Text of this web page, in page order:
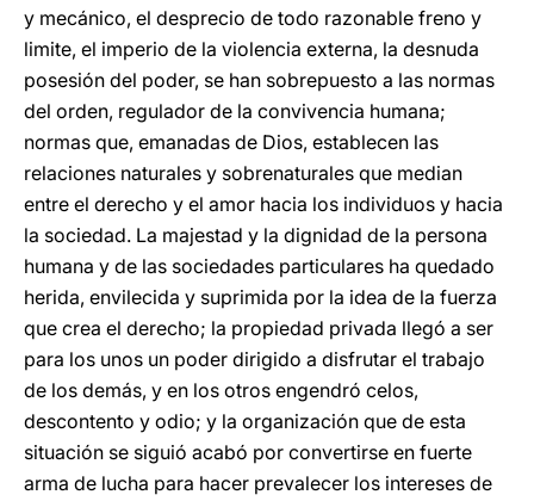
y mecánico, el desprecio de todo razonable freno y
limite, el imperio de la violencia externa, la desnuda
posesión del poder, se han sobrepuesto a las normas
del orden, regulador de la convivencia humana;
normas que, emanadas de Dios, establecen las
relaciones naturales y sobrenaturales que median
entre el derecho y el amor hacia los individuos y hacia
la sociedad. La majestad y la dignidad de la persona
humana y de las sociedades particulares ha quedado
herida, envilecida y suprimida por la idea de la fuerza
que crea el derecho; la propiedad privada llegó a ser
para los unos un poder dirigido a disfrutar el trabajo
de los demás, y en los otros engendró celos,
descontento y odio; y la organización que de esta
situación se siguió acabó por convertirse en fuerte
arma de lucha para hacer prevalecer los intereses de